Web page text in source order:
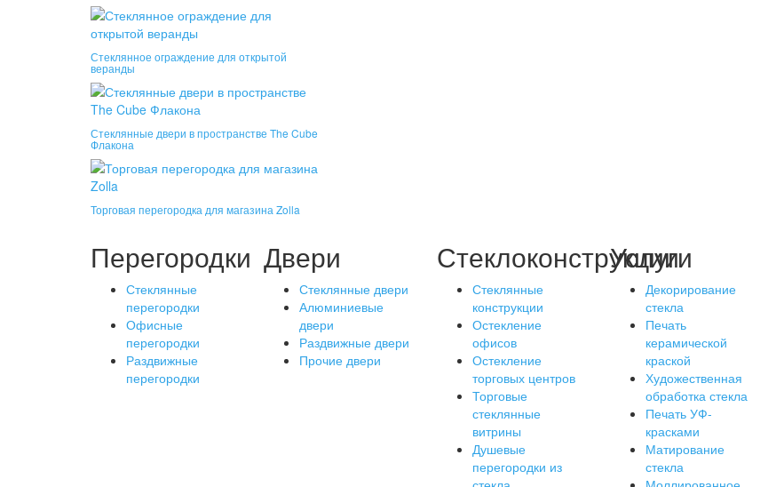
Стеклянное ограждение для открытой
веранды
Стеклянные двери в пространстве The Cube
Флакона
Торговая перегородка для магазина Zolla
Перегородки
Стеклянные
перегородки
Офисные
перегородки
Раздвижные
перегородки
Двери
Стеклянные двери
Алюминиевые
двери
Раздвижные двери
Прочие двери
Стеклоконструкции
Стеклянные
конструкции
Остекление
офисов
Остекление
торговых центров
Торговые
стеклянные
витрины
Душевые
перегородки из
Услуги
Декорирование
стекла
Печать
керамической
краской
Художественная
обработка стекла
Печать УФ-
красками
Матирование
стекла